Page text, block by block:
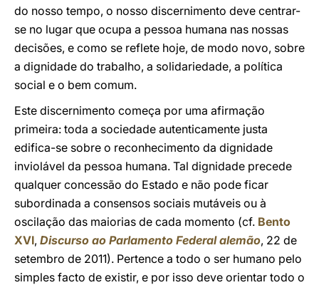
do nosso tempo, o nosso discernimento deve centrar-
se no lugar que ocupa a pessoa humana nas nossas
decisões, e como se reflete hoje, de modo novo, sobre
a dignidade do trabalho, a solidariedade, a política
social e o bem comum.
Este discernimento começa por uma afirmação
primeira: toda a sociedade autenticamente justa
edifica-se sobre o reconhecimento da dignidade
inviolável da pessoa humana. Tal dignidade precede
qualquer concessão do Estado e não pode ficar
subordinada a consensos sociais mutáveis ou à
oscilação das maiorias de cada momento (cf. Bento
XVI, Discurso ao Parlamento Federal alemão, 22 de
setembro de 2011). Pertence a todo o ser humano pelo
simples facto de existir, e por isso deve orientar todo o